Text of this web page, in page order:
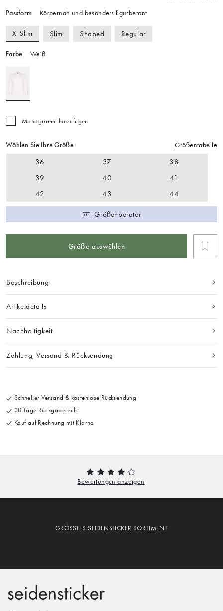
Passform Körpernah und besonders figurbetont
X-Slim Slim Shaped Regular
Farbe Weiß
Monogramm hinzufügen
Wählen Sie Ihre Größe Größentabelle
36 37
38
39
40
41
42
43 44
Größenberater
Größe auswählen
Beschreibung
Artikeldetails
Nachhaltigkeit
Zahlung, Versand & Rücksendung
Schneller Versand & kostenlose Rücksendung
30 Tage Rückgaberecht
Kauf auf Rechnung mit Klarna
GRÖSSTES SEIDENSTICKER SORTIMENT